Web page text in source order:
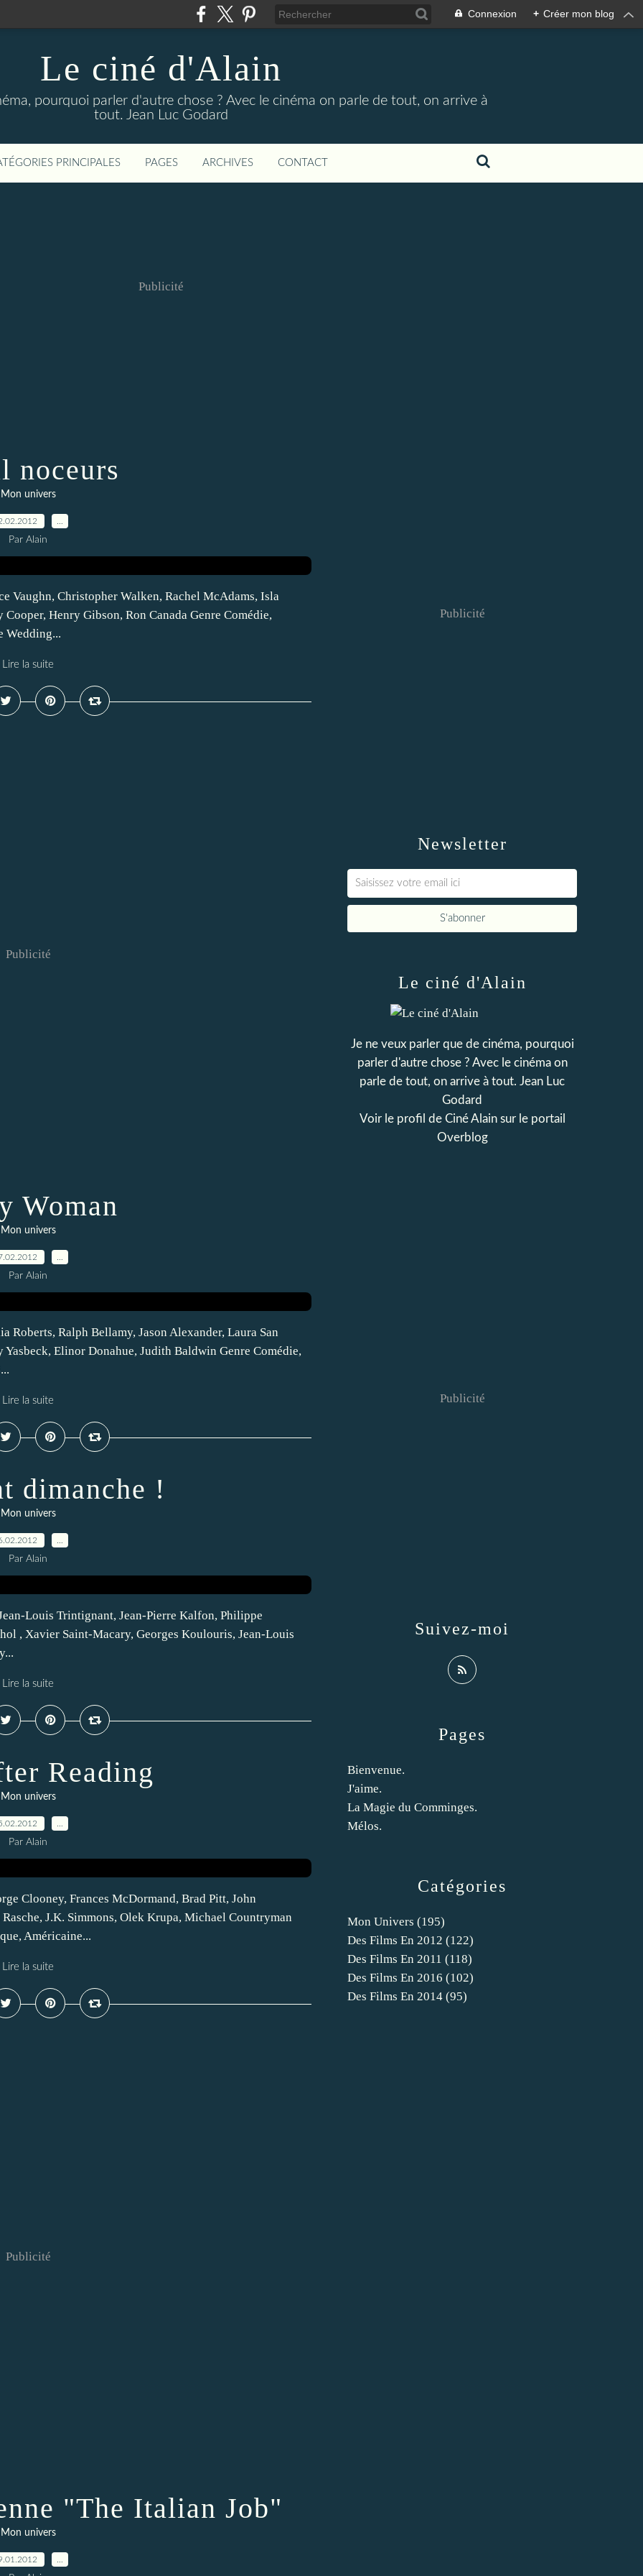
Connexion + Créer mon blog
Le ciné d'Alain
pourquoi parler d'autre chose ? Avec le cinéma on parle de tout, on arrive à
tout. Jean Luc Godard
PRINCIPALES PAGES ARCHIVES CONTACT
Publicité
noceurs
Mon univers
Par Alain
Vaughn, Christopher Walken, Rachel McAdams, Isla
Henry Gibson, Ron Canada Genre Comédie,
Wedding...
Lire la suite
Publicité
Woman
Mon univers
Par Alain
Roberts, Ralph Bellamy, Jason Alexander, Laura San
Elinor Donahue, Judith Baldwin Genre Comédie,
Lire la suite
dimanche !
Mon univers
Par Alain
Louis Trintignant, Jean-Pierre Kalfon, Philippe
, Xavier Saint-Macary, Georges Koulouris, Jean-Louis
Lire la suite
Reading
Mon univers
Par Alain
Clooney, Frances McDormand, Brad Pitt, John
J.K. Simmons, Olek Krupa, Michael Countryman
Américaine...
Lire la suite
Publicité
"The Italian Job"
Mon univers
Newsletter
Publicité
Catégories
Mon Univers (195)
Des Films En 2012 (122)
Des Films En 2011 (118)
Des Films En 2016 (102)
Des Films En 2014 (95)
Pages
Bienvenue.
J'aime.
La Magie du Comminges.
Mélos.
Le ciné d'Alain
Je ne veux parler que de cinéma, pourquoi
parler d'autre chose ? Avec le cinéma on
parle de tout, on arrive à tout. Jean Luc
Godard
Voir le profil de Ciné Alainsur le portail
Overblog
Suivez-moi
Publicité